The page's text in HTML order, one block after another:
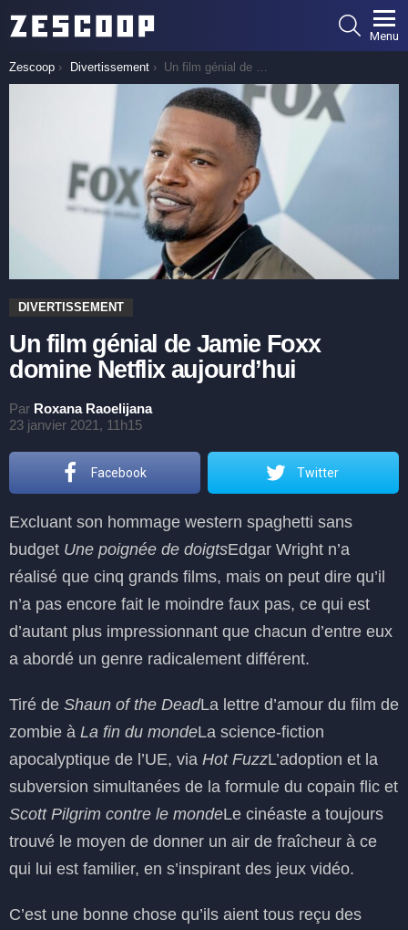
SEARCH
Menu
You are here:
Zescoop Divertissement Un film génial de Jamie Foxx domine Netflix aujourd’hui
DIVERTISSEMENT
Un film génial de Jamie Foxx
domine Netflix aujourd’hui
Par Roxana Raoelijana
23 janvier 2021, 11h15
Facebook Twitter
Excluant son hommage western spaghetti sans
budget Une poignée de doigtsEdgar Wright n’a
réalisé que cinq grands films, mais on peut dire qu’il
n’a pas encore fait le moindre faux pas, ce qui est
d’autant plus impressionnant que chacun d’entre eux
a abordé un genre radicalement différent.
Tiré de Shaun of the DeadLa lettre d’amour du film de
zombie à La fin du mondeLa science-fiction
apocalyptique de l’UE, via Hot FuzzL’adoption et la
subversion simultanées de la formule du copain flic et
Scott Pilgrim contre le mondeLe cinéaste a toujours
trouvé le moyen de donner un air de fraîcheur à ce
qui lui est familier, en s’inspirant des jeux vidéo.
C’est une bonne chose qu’ils aient tous reçu des